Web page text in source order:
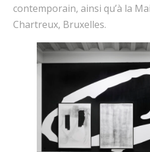
contemporain, ainsi qu’à la
Chartreux, Bruxelles.